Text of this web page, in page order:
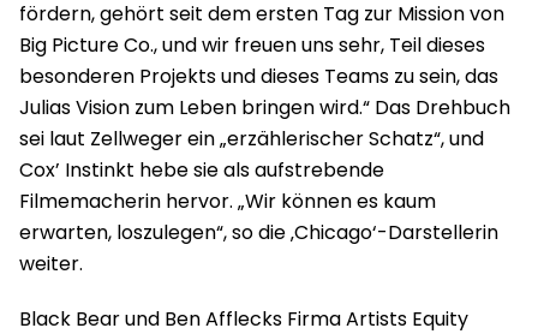
fördern, gehört seit dem ersten Tag zur Mission von
Big Picture Co., und wir freuen uns sehr, Teil dieses
besonderen Projekts und dieses Teams zu sein, das
Julias Vision zum Leben bringen wird.“ Das Drehbuch
sei laut Zellweger ein „erzählerischer Schatz“, und
Cox’ Instinkt hebe sie als aufstrebende
Filmemacherin hervor. „Wir können es kaum
erwarten, loszulegen“, so die ‚Chicago‘-Darstellerin
weiter.
Black Bear und Ben Afflecks Firma Artists Equity